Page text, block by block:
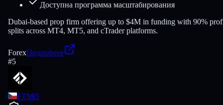
Доступна программа масштабирования
Dubai-based prop firm offering up to $4M in funding with 90%
splits across MT4, MT5, and cTrader platforms.
ForexПодробнее
#5
FTMO